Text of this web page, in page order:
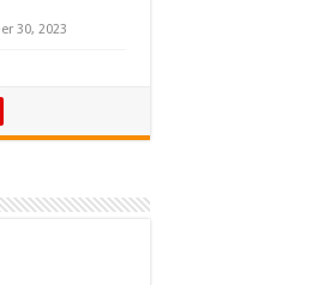
30, 2023